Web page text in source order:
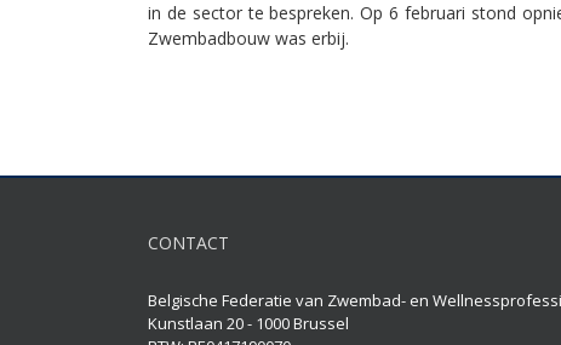
in de sector te bespreken. Op 6 februari stond
Zwembadbouw was erbij.
CONTACT
Belgische Federatie van Zwembad- en
Kunstlaan 20 - 1000 Brussel